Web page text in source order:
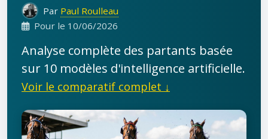
Par Paul Roulleau
Pour le 10/06/2026
Analyse complète des partants basée
sur 10 modèles d'intelligence artificielle.
Voir le comparatif complet ↓